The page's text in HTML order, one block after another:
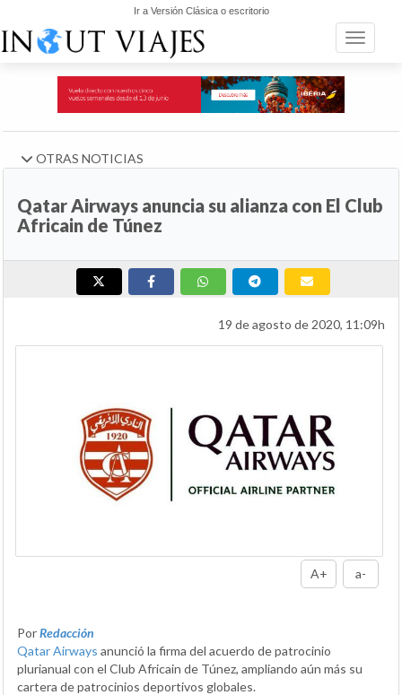
Ir a Versión Clásica o escritorio
Toggle
OTRAS NOTICIAS
Qatar Airways anuncia su alianza con El Club
Africain de Túnez
19 de agosto de 2020, 11:09h
A+ a-
PorRedacción
Qatar Airways anunció la firma del acuerdo de patrocinio
plurianual con el Club Africain de Túnez, ampliando aún más su
cartera de patrocinios deportivos globales.